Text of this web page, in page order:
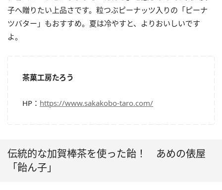
子へ贈りたい上品さです。粒つぶピーナッツ入りの「ピーナ
ツバター」もおすすめ。夏は冷やすと、よりおいしいです
よ。
茶菓工房たろう
HP： https://www.sakakobo-taro.com/
伝統的な加賀棒茶を使った飴！ あめの俵屋
「飴ん子」